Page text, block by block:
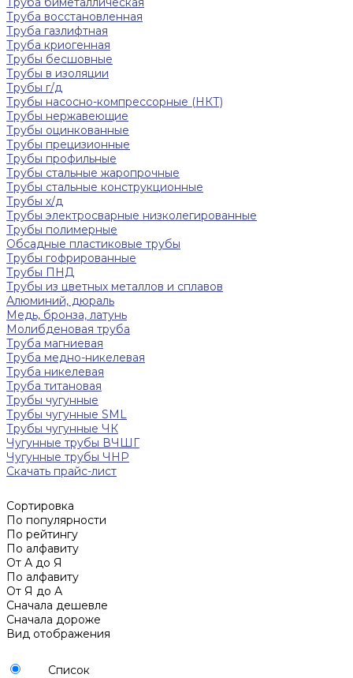
Труба восстановленная
Труба газлифтная
Труба криогенная
Трубы бесшовные
Трубы в изоляции
Трубы г/д
Трубы насосно-компрессорные (НКТ)
Трубы нержавеющие
Трубы оцинкованные
Трубы прецизионные
Трубы профильные
Трубы стальные жаропрочные
Трубы стальные конструкционные
Трубы х/д
Трубы электросварные низколегированные
Трубы полимерные
Обсадные пластиковые трубы
Трубы гофрированные
Трубы ПНД
Трубы из цветных металлов и сплавов
Алюминий, дюраль
Медь, бронза, латунь
Молибденовая труба
Труба магниевая
Труба медно-никелевая
Труба никелевая
Труба титановая
Трубы чугунные
Трубы чугунные SML
Трубы чугунные ЧК
Чугунные трубы ВЧШГ
Чугунные трубы ЧНР
Скачать прайс-лист
Сортировка
По популярности
По рейтингу
По алфавиту
От А до Я
По алфавиту
От Я до А
Сначала дешевле
Сначала дороже
Вид отображения
Список